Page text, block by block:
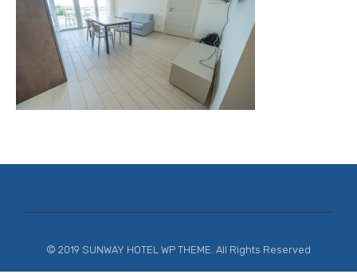
© 2019 SUNWAY HOTEL WP THEME. All Rights Reserved